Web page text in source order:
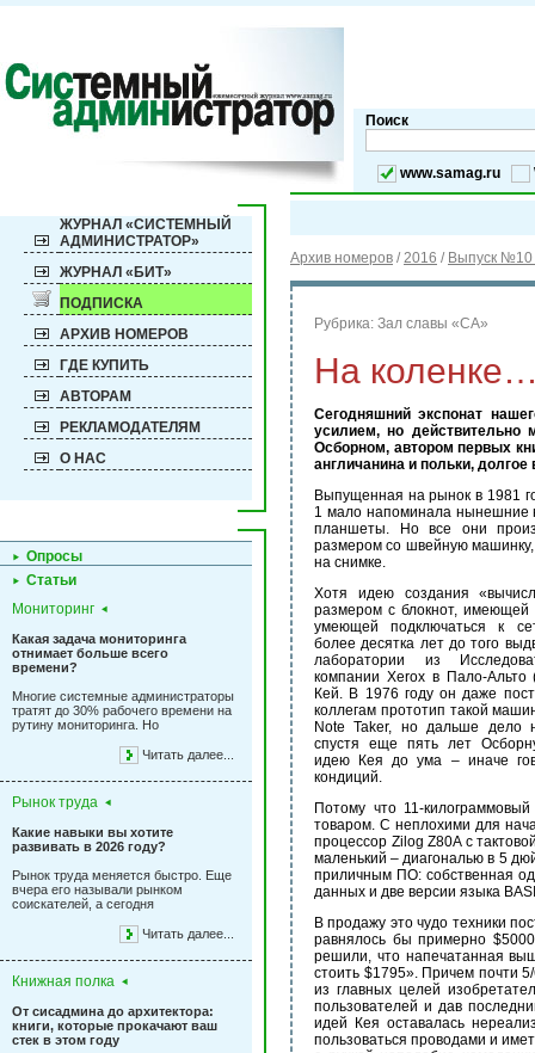
Поиск
www.samag.ru
ЖУРНАЛ «СИСТЕМНЫЙ
АДМИНИСТРАТОР»
ЖУРНАЛ «БИТ»
ПОДПИСКА
АРХИВ НОМЕРОВ
ГДЕ КУПИТЬ
АВТОРАМ
РЕКЛАМОДАТЕЛЯМ
О НАС
Опросы
Статьи
Мониторинг
Какая задача мониторинга
отнимает больше всего
времени?
Многие системные администраторы
тратят до 30% рабочего времени на
рутину мониторинга. Но
Читать далее...
Рынок труда
Какие навыки вы хотите
развивать в 2026 году?
Рынок труда меняется быстро. Еще
вчера его называли рынком
соискателей, а сегодня
Читать далее...
Книжная полка
От сисадмина до архитектора:
книги, которые прокачают ваш
стек в этом году
Архив номеров / 2016 / Выпуск №10
Рубрика: Зал славы «СА»
На
Сегодняшний экспонат
усилием, но
Осборном, автором первых
англичанина и польки,
Выпущенная на рынок в 1981
1 мало напоминала нынешние
планшеты. Но все они
размером со швейную
на снимке.
Хотя идею создания
размером с блокнот, имеющей
умеющей подключаться к
более десятка лет до того
лаборатории из
компании Xerox в Пало-Альто
Кей. В 1976 году он даже
коллегам прототип такой
Note Taker, но дальше
спустя еще пять лет
идею Кея до ума – иначе
кондиций.
Потому что 11-
товаром. С неплохими для
процессор Zilog Z80A с
маленький – диагональю в 5
приличным ПО: собственная
данных и две версии языка
В продажу это чудо техники
равнялось бы примерно
решили, что напечатанная
стоить $1795». Причем почти
из главных целей
пользователей и дав
идей Кея оставалась
пользоваться проводами и